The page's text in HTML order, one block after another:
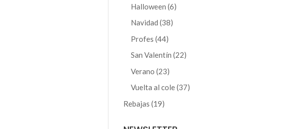
Halloween 66
Navidad 3838
Profes 4444
productos
San Valentín 2222
Verano 2323
productos
Vuelta al cole 3737
Rebajas 1919